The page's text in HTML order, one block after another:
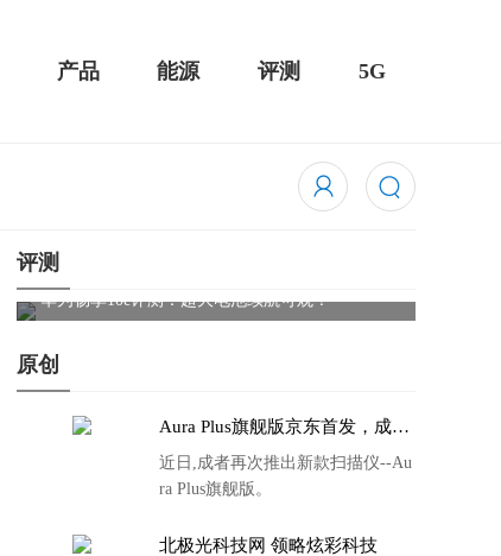
产品 能源 评测 5G
评测
华为畅享10e评测：超大电池续航可观！
原创
Aura Plus旗舰版京东首发，成者
近日,成者再次推出新款扫描仪--Au
ra Plus旗舰版。
北极光科技网 领略炫彩科技